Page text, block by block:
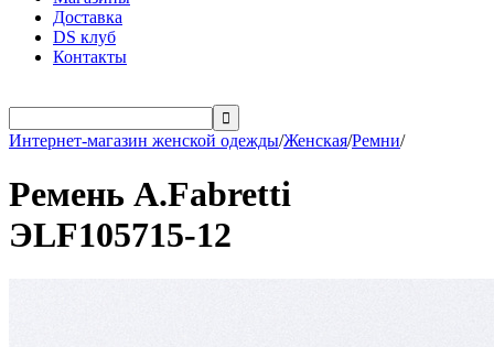
Доставка
DS клуб
Контакты

Интернет-магазин женской одежды/Женская/Ремни/
Ремень A.Fabretti
ЭLF105715-12